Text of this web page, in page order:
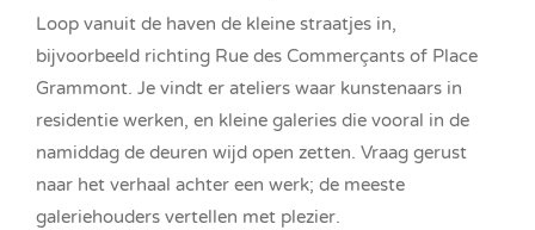
Loop vanuit de haven de kleine straatjes in,
bijvoorbeeld richting Rue des Commerçants of Place
Grammont. Je vindt er ateliers waar kunstenaars in
residentie werken, en kleine galeries die vooral in de
namiddag de deuren wijd open zetten. Vraag gerust
naar het verhaal achter een werk; de meeste
galeriehouders vertellen met plezier.